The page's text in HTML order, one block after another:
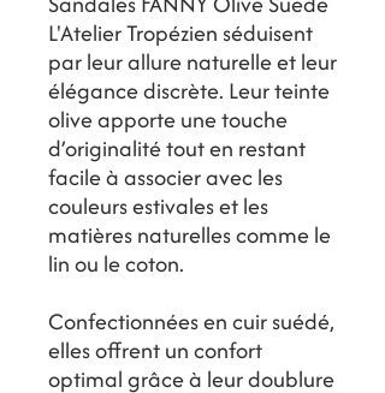
L'Atelier Tropézien séduisent
par leur allure naturelle et leur
élégance discrète. Leur teinte
olive apporte une touche
d’originalité tout en restant
facile à associer avec les
couleurs estivales et les
matières naturelles comme le
lin ou le coton.
Confectionnées en cuir suédé,
elles offrent un confort
optimal grâce à leur doublure